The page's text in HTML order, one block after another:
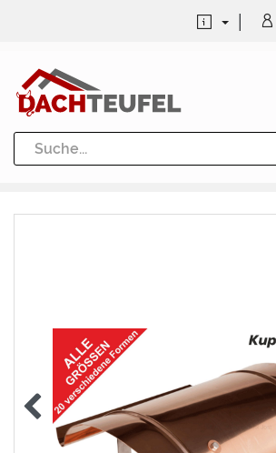
Dachrinne und Fallrohre
Werkzeuge und Löttechnik